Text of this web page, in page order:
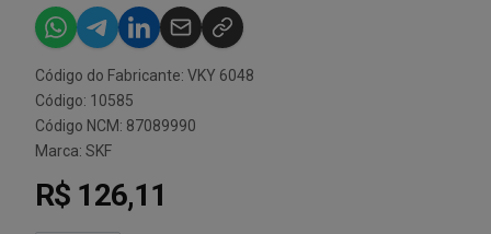
Código do Fabricante: VKY 6048
Código: 10585
Código NCM: 87089990
Marca: SKF
R$ 126,11